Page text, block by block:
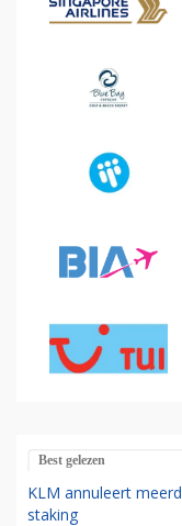
Best gelezen
KLM annuleert
staking